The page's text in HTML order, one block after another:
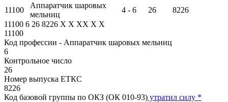
11100
Аппаратчик шаровых
мельниц
4 - 6 26
8226
11100 6 26 8226 X X XX X X
11100
Код профессии - Аппаратчик шаровых мельниц
6
Контрольное число
26
Номер выпуска ЕТКС
8226
Код базовой группы по ОКЗ (ОК 010-93) утратил силу *